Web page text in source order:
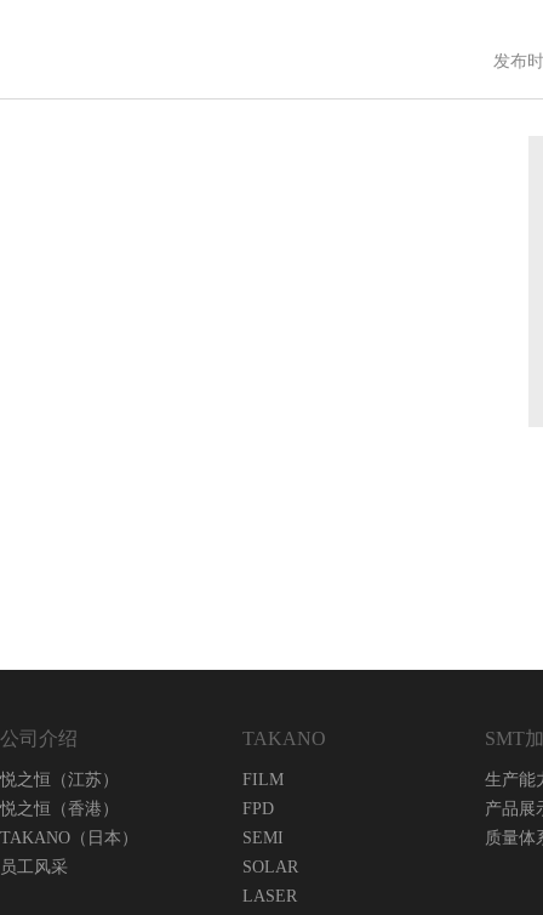
发布
公司介绍
悦之恒（江苏）
悦之恒（香港）
TAKANO（日本）
员工风采
TAKANO
FILM
FPD
SEMI
SOLAR
LASER
SMT
生产能
产品展
质量体